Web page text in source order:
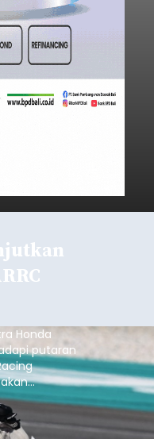
Honda
putaran
Tenggara